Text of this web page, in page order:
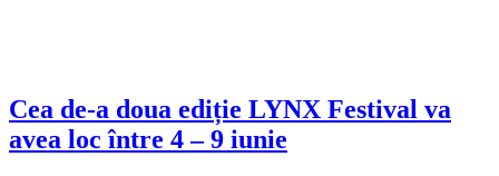
Cea de-a doua ediție LYNX Festival va
avea loc între 4 – 9 iunie